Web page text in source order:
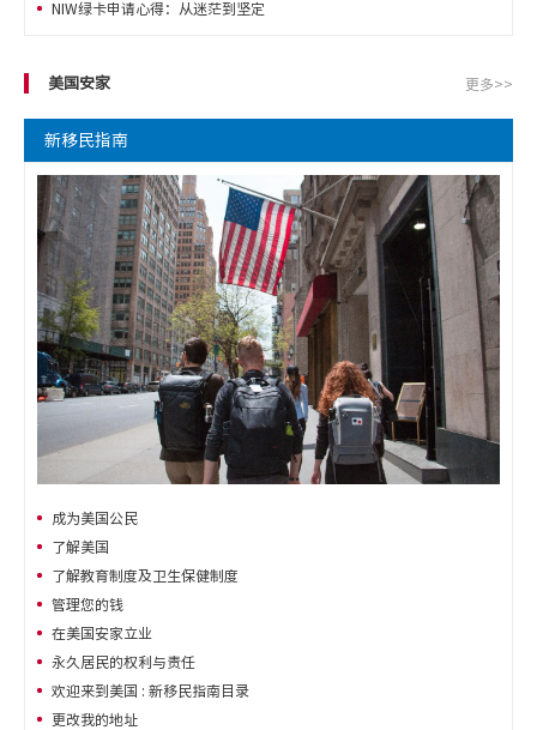
NIW绿卡申请心得：从迷茫到坚定
美国安家 更多>>
新移民指南
成为美国公民
了解美国
了解教育制度及卫生保健制度
管理您的钱
在美国安家立业
永久居民的权利与责任
欢迎来到美国 : 新移民指南目录
更改我的地址